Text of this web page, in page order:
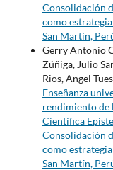
Consolidación
como
San Martín,
Gerry Antonio
Zúñiga, Julio
Rios, Angel
Enseñanza
rendimiento de
Científica
Consolidación
como
San Martín,